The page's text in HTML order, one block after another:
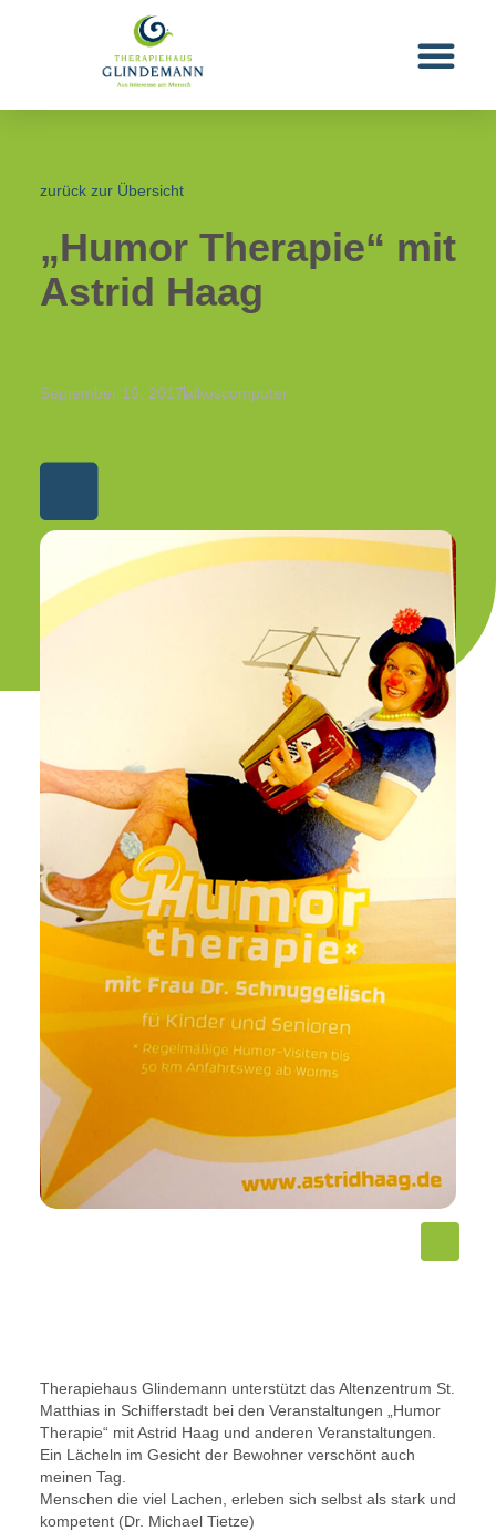
zurück zur Übersicht
„Humor Therapie“ mit
Astrid Haag
September 19, 2017alkoscomputer
Therapiehaus Glindemann unterstützt das Altenzentrum St.
Matthias in Schifferstadt bei den Veranstaltungen „Humor
Therapie“ mit Astrid Haag und anderen Veranstaltungen.
Ein Lächeln im Gesicht der Bewohner verschönt auch
meinen Tag.
Menschen die viel Lachen, erleben sich selbst als stark und
kompetent (Dr. Michael Tietze)